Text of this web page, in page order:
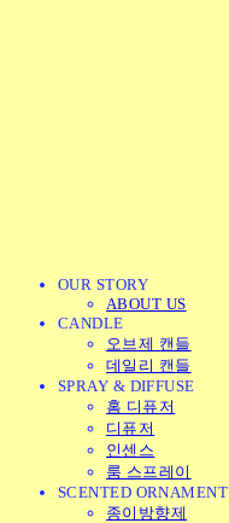
OUR STORY
ABOUT US
CANDLE
오브제 캔들
데일리 캔들
SPRAY & DIFFUSE
홈 디퓨저
디퓨저
인센스
룸 스프레이
SCENTED ORNAMENT
종이방향제